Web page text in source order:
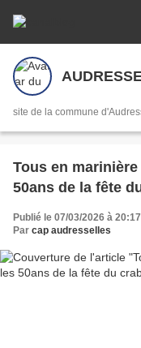
site de la commune
Tous en
50ans de la fête
Publié le 07/03/2026 à 20:17
Par cap audresselles